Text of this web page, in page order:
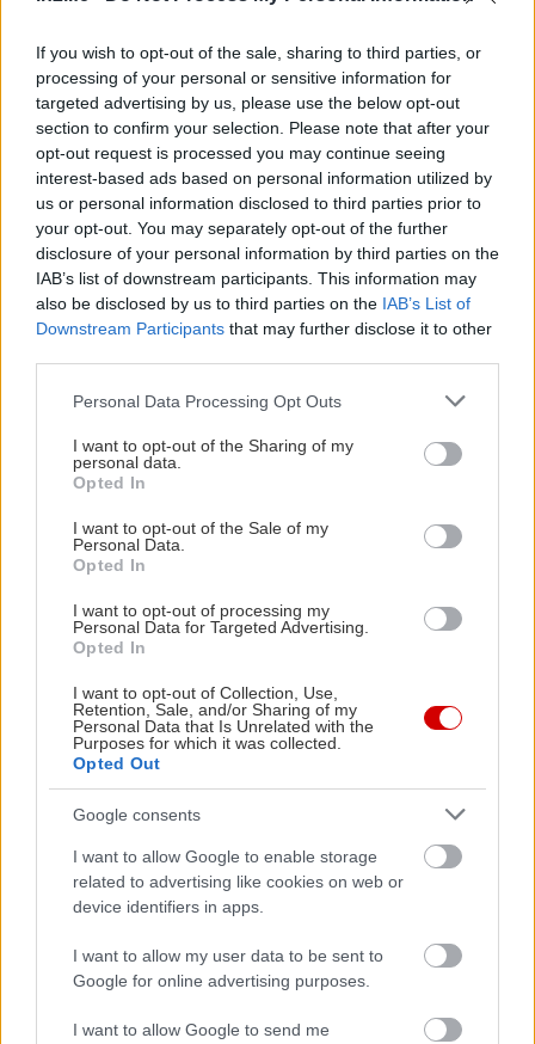
If you wish to opt-out of the sale, sharing to third parties, or
processing of your personal or sensitive information for
targeted advertising by us, please use the below opt-out
section to confirm your selection. Please note that after your
opt-out request is processed you may continue seeing
interest-based ads based on personal information utilized by
us or personal information disclosed to third parties prior to
your opt-out. You may separately opt-out of the further
disclosure of your personal information by third parties on the
IAB’s list of downstream participants. This information may
also be disclosed by us to third parties on the IAB’s List of
Downstream Participants that may further disclose it to other
Please note that this website/app uses one or more Google
not limited to your visit or usage behaviour. You may click to
grant or deny consent to Google and its third-party tags to
use your data for below specified purposes in below Google
consent section.
Personal Data Processing Opt Outs
I want to opt-out of the Sharing of my
personal data.
Opted In
I want to opt-out of the Sale of my
Personal Data.
Opted In
I want to opt-out of processing my
Personal Data for Targeted Advertising.
Opted In
I want to opt-out of Collection, Use,
Retention, Sale, and/or Sharing of my
Personal Data that Is Unrelated with the
Purposes for which it was collected.
Opted Out
Google consents
I want to allow Google to enable storage
related to advertising like cookies on web or
device identifiers in apps.
I want to allow my user data to be sent to
Google for online advertising purposes.
I want to allow Google to send me
Χρύσα Παπαδοπούλου
Σοφία Κουτσουκου